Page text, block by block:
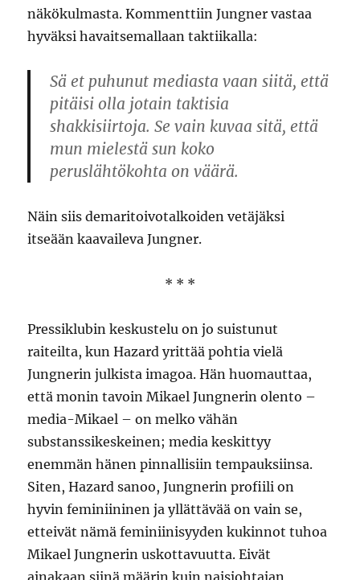
näkökulmasta. Kommenttiin Jungner vastaa
hyväksi havaitsemallaan taktiikalla:
Sä et puhunut mediasta vaan siitä, että
pitäisi olla jotain taktisia
shakkisiirtoja. Se vain kuvaa sitä, että
mun mielestä sun koko
peruslähtökohta on väärä.
Näin siis demaritoivotalkoiden vetäjäksi
itseään kaavaileva Jungner.
* * *
Pressiklubin keskustelu on jo suistunut
raiteilta, kun Hazard yrittää pohtia vielä
Jungnerin julkista imagoa. Hän huomauttaa,
että monin tavoin Mikael Jungnerin olento –
media-Mikael – on melko vähän
substanssikeskeinen; media keskittyy
enemmän hänen pinnallisiin tempauksiinsa.
Siten, Hazard sanoo, Jungnerin profiili on
hyvin feminiininen ja yllättävää on vain se,
etteivät nämä feminiinisyyden kukinnot tuhoa
Mikael Jungnerin uskottavuutta. Eivät
ainakaan siinä määrin kuin naisjohtajan